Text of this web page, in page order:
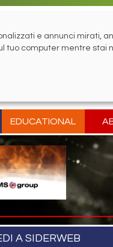
EDUCATIONAL
A SIDERWEB
e annunci mirati,
tuo computer mentre stai